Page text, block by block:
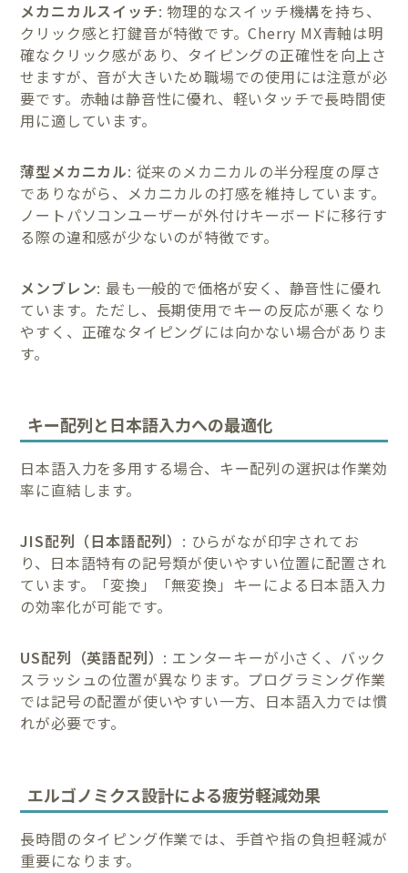
メカニカルスイッチ: 物理的なスイッチ機構を持ち、
クリック感と打鍵音が特徴です。Cherry MX青軸は明
確なクリック感があり、タイピングの正確性を向上さ
せますが、音が大きいため職場での使用には注意が必
要です。赤軸は静音性に優れ、軽いタッチで長時間使
用に適しています。
薄型メカニカル: 従来のメカニカルの半分程度の厚さ
でありながら、メカニカルの打感を維持しています。
ノートパソコンユーザーが外付けキーボードに移行す
る際の違和感が少ないのが特徴です。
メンブレン: 最も一般的で価格が安く、静音性に優れ
ています。ただし、長期使用でキーの反応が悪くなり
やすく、正確なタイピングには向かない場合がありま
す。
キー配列と日本語入力への最適化
日本語入力を多用する場合、キー配列の選択は作業効
率に直結します。
JIS配列（日本語配列） : ひらがなが印字されてお
り、日本語特有の記号類が使いやすい位置に配置され
ています。「変換」「無変換」キーによる日本語入力
の効率化が可能です。
US配列（英語配列） : エンターキーが小さく、バック
スラッシュの位置が異なります。プログラミング作業
では記号の配置が使いやすい一方、日本語入力では慣
れが必要です。
エルゴノミクス設計による疲労軽減効果
長時間のタイピング作業では、手首や指の負担軽減が
重要になります。